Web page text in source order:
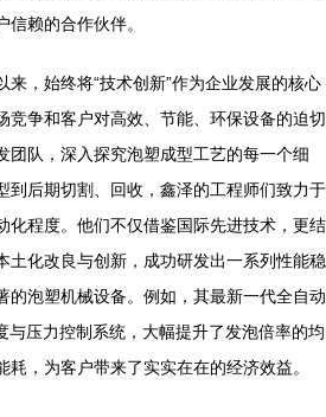
赖的合作伙伴。
来，始终将“技术创新”作为企业发展的核心
竞争和客户对高效、节能、环保设备的迫切
团队，深入探究泡塑成型工艺的每一个细
到后期切割、回收，鑫泽的工程师们致力于
化程度。他们不仅借鉴国际先进技术，更结
土化改良与创新，成功研发出一系列性能稳
的泡塑机械设备。例如，其最新一代全自动
与压力控制系统，大幅提升了发泡倍率的均
，为客户带来了实实在在的经济效益。